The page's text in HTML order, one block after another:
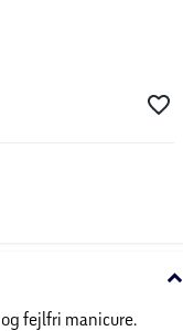
keyboard_arrow_down
fejlfri manicure.